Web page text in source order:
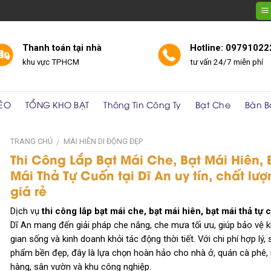
Thanh toán tại nhà
khu vực TPHCM
Hotline:
tư vấn 24/7 miễn phí
TỔNG KHO BẠT Thông Tin Công Ty Bạt Che Bán
TRANG CHỦ / MÁI HIÊN DI ĐỘNG ĐẸP
Thi Công Lắp Bạt Mái Che, Bạt Mái Hiên,
Mái Thả Tự Cuốn tại Dĩ An uy tín, chất
giá rẻ
Dịch vụthi công lắp bạt mái che, bạt mái hiên, bạt mái thả tự
Dĩ An mang đến giải pháp che nắng, che mưa tối ưu, giúp bảo vệ
gian sống và kinh doanh khỏi tác động thời tiết. Với chi phí hợp lý,
phẩm bền đẹp, đây là lựa chọn hoàn hảo cho nhà ở, quán cà phê,
hàng, sân vườn và khu công nghiệp.